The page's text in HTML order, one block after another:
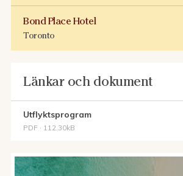
Bond Place Hotel
Toronto
Länkar och dokument
Utflyktsprogram
PDF · 112.30kB